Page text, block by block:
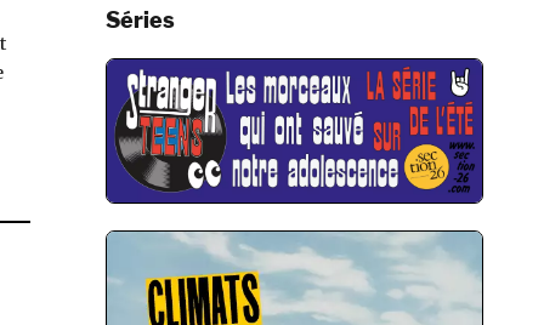
Séries